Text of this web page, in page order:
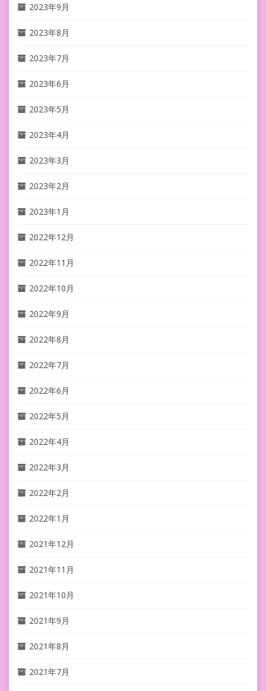
2023年9月
2023年8月
2023年7月
2023年6月
2023年5月
2023年4月
2023年3月
2023年2月
2023年1月
2022年12月
2022年11月
2022年10月
2022年9月
2022年8月
2022年7月
2022年6月
2022年5月
2022年4月
2022年3月
2022年2月
2022年1月
2021年12月
2021年11月
2021年10月
2021年9月
2021年8月
2021年7月